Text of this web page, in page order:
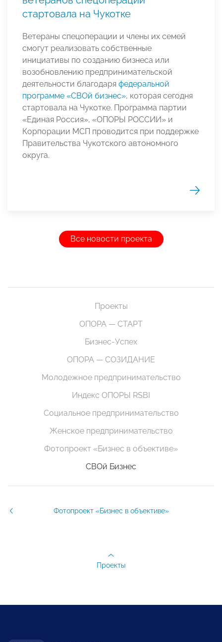
стартовала на Чукотке
Ветераны спецоперации и члены их семей
смогут реализовать собственные
инициативы по созданию бизнеса или
возобновлению предпринимательской
деятельности благодаря федеральной
программе «СВОй бизнес», которая сегодня
стартовала на Чукотке. Программа партии
«Единая Россия», «ОПОРЫ РОССИИ» и
Корпорации МСП проводится при поддержке
Правительства Чукотского автономного
округа.
Все новости проекта
Проекты
ОПОРА — СТАРТ
Бизнес-Успех
ОПОРА — СОЗИДАНИЕ
Молодежное предпринимательство
Индекс ОПОРЫ RSBI
Социальное предпринимательство
Женское предпринимательство
Фотопроект «Бизнес в объективе»
СВОй Бизнес
Фотопроект «Бизнес в объективе»
Проекты